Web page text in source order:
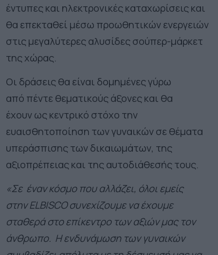
έντυπες και ηλεκτρονικές καταχωρίσεις και
θα επεκταθεί μέσω προωθητικών ενεργειών
στις μεγαλύτερες αλυσίδες σούπερ-μάρκετ
της χώρας.
Οι δράσεις θα είναι δομημένες γύρω
από πέντε θεματικούς άξονες και θα
έχουν ως κεντρικό στόχο την
ευαισθητοποίηση των γυναικών σε θέματα
υπεράσπισης των δικαιωμάτων, της
αξιοπρέπειας και της αυτοδιάθεσής τους.
«Σε έναν κόσμο που αλλάζει, όλοι εμείς
στηνELBISCOσυνεχίζουμε να έχουμε
σταθερά στο επίκεντρο των αξιών μας τον
άνθρωπο. Η ενδυνάμωση των γυναικών